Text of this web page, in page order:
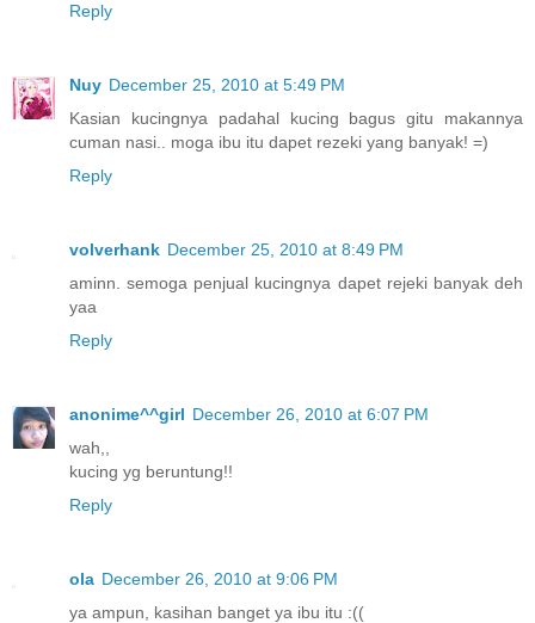
Reply
Nuy December 25, 2010 at 5:49 PM
Kasian kucingnya padahal kucing bagus gitu makannya
cuman nasi.. moga ibu itu dapet rezeki yang banyak! =)
Reply
volverhank December 25, 2010 at 8:49 PM
aminn. semoga penjual kucingnya dapet rejeki banyak deh
yaa
Reply
anonime^^girl December 26, 2010 at 6:07 PM
wah,,
kucing yg beruntung!!
Reply
ola December 26, 2010 at 9:06 PM
ya ampun, kasihan banget ya ibu itu :((